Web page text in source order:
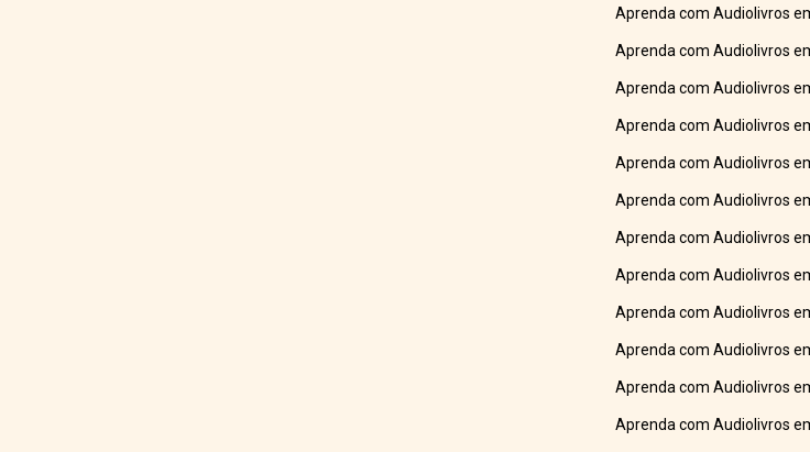
Aprenda com Audiolivros
Aprenda com Audiolivros
Aprenda com Audiolivros
Aprenda com Audiolivros
Aprenda com Audiolivros
Aprenda com Audiolivros
Aprenda com Audiolivros
Aprenda com Audiolivros
Aprenda com Audiolivros
Aprenda com Audiolivros
Aprenda com Audiolivros
Aprenda com Audiolivros